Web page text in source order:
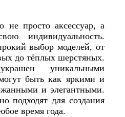
просто аксессуар, а
индивидуальность.
выбор моделей, от
до тёплых шерстяных.
уникальными
быть как яркими и
и элегантными.
подходят для создания
время года.